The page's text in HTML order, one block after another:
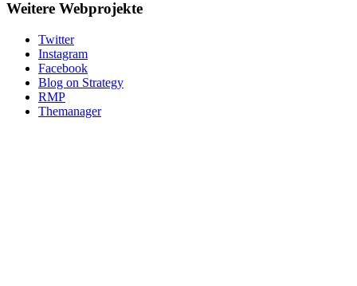
Weitere Webprojekte
Twitter
Instagram
Facebook
Blog on Strategy
RMP
Themanager